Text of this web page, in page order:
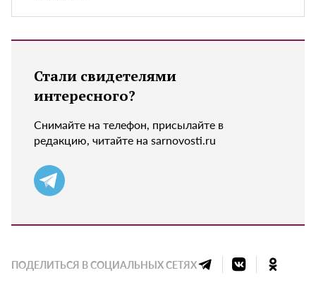
Стали свидетелями
интересного?
Снимайте на телефон, присылайте в
редакцию, читайте на sarnovosti.ru
ПОДЕЛИТЬСЯ В СОЦИАЛЬНЫХ СЕТЯХ